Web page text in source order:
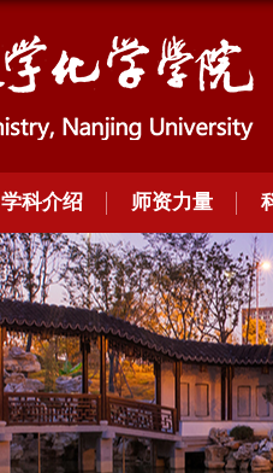
学科介绍 师资力量